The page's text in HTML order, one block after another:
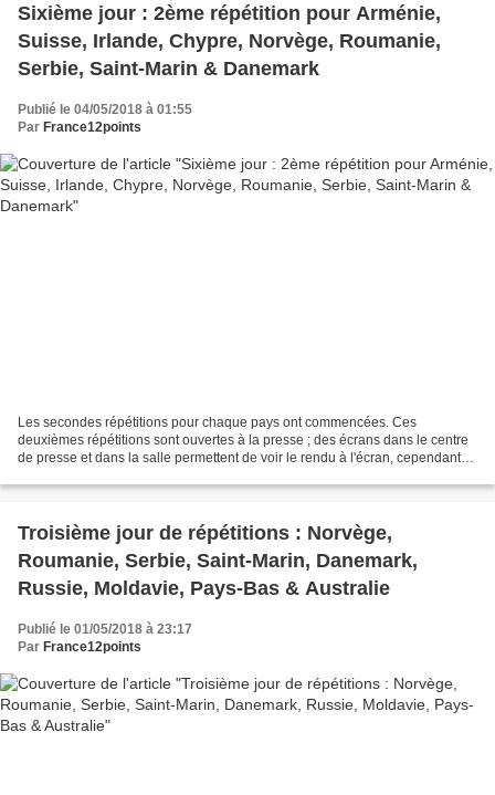
Sixième jour : 2ème répétition pour Arménie,
Suisse, Irlande, Chypre, Norvège, Roumanie,
Serbie, Saint-Marin & Danemark
Publié le 04/05/2018 à 01:55
Par France12points
Les secondes répétitions pour chaque pays ont commencées. Ces
deuxièmes répétitions sont ouvertes à la presse ; des écrans dans le centre
de presse et dans la salle permettent de voir le rendu à l'écran, cependant
Troisième jour de répétitions : Norvège,
Roumanie, Serbie, Saint-Marin, Danemark,
Russie, Moldavie, Pays-Bas & Australie
Publié le 01/05/2018 à 23:17
Par France12points